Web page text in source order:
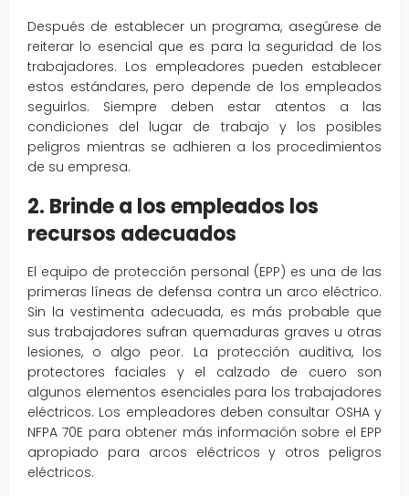
Después de establecer un programa, asegúrese de
reiterar lo esencial que es para la seguridad de los
trabajadores. Los empleadores pueden establecer
estos estándares, pero depende de los empleados
seguirlos. Siempre deben estar atentos a las
condiciones del lugar de trabajo y los posibles
peligros mientras se adhieren a los procedimientos
de su empresa.
2. Brinde a los empleados los
recursos adecuados
El equipo de protección personal (EPP) es una de las
primeras líneas de defensa contra un arco eléctrico.
Sin la vestimenta adecuada, es más probable que
sus trabajadores sufran quemaduras graves u otras
lesiones, o algo peor. La protección auditiva, los
protectores faciales y el calzado de cuero son
algunos elementos esenciales para los trabajadores
eléctricos. Los empleadores deben consultar OSHA y
NFPA 70E para obtener más información sobre el EPP
apropiado para arcos eléctricos y otros peligros
eléctricos.